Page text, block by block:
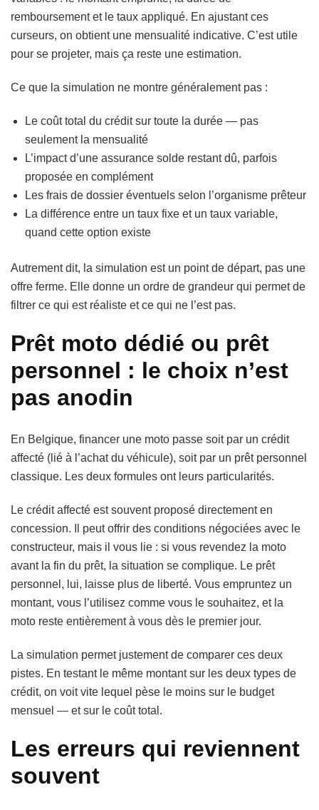
remboursement et le taux appliqué. En ajustant ces
curseurs, on obtient une mensualité indicative. C’est utile
pour se projeter, mais ça reste une estimation.
Ce que la simulation ne montre généralement pas :
Le coût total du crédit sur toute la durée — pas
seulement la mensualité
L’impact d’une assurance solde restant dû, parfois
proposée en complément
Les frais de dossier éventuels selon l’organisme prêteur
La différence entre un taux fixe et un taux variable,
quand cette option existe
Autrement dit, la simulation est un point de départ, pas une
offre ferme. Elle donne un ordre de grandeur qui permet de
filtrer ce qui est réaliste et ce qui ne l’est pas.
Prêt moto dédié ou prêt
personnel : le choix n’est
pas anodin
En Belgique, financer une moto passe soit par un crédit
affecté (lié à l’achat du véhicule), soit par un prêt personnel
classique. Les deux formules ont leurs particularités.
Le crédit affecté est souvent proposé directement en
concession. Il peut offrir des conditions négociées avec le
constructeur, mais il vous lie : si vous revendez la moto
avant la fin du prêt, la situation se complique. Le prêt
personnel, lui, laisse plus de liberté. Vous empruntez un
montant, vous l’utilisez comme vous le souhaitez, et la
moto reste entièrement à vous dès le premier jour.
La simulation permet justement de comparer ces deux
pistes. En testant le même montant sur les deux types de
crédit, on voit vite lequel pèse le moins sur le budget
mensuel — et sur le coût total.
Les erreurs qui reviennent
souvent